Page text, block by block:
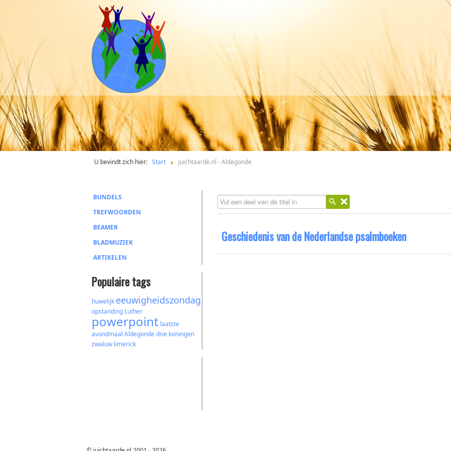
U bevindt zich hier: Start juichtaarde.nl - Aldegonde
BUNDELS
TREFWOORDEN
BEAMER
BLADMUZIEK
ARTIKELEN
Populaire tags
huwelijk eeuwigheidszondag
opstanding Luther
powerpoint laatste
avondmaal Aldegondedrie koningen
zwaluw limerick
Vul een deel van de titel in
Geschiedenis van de Nederlandse psalmboeken